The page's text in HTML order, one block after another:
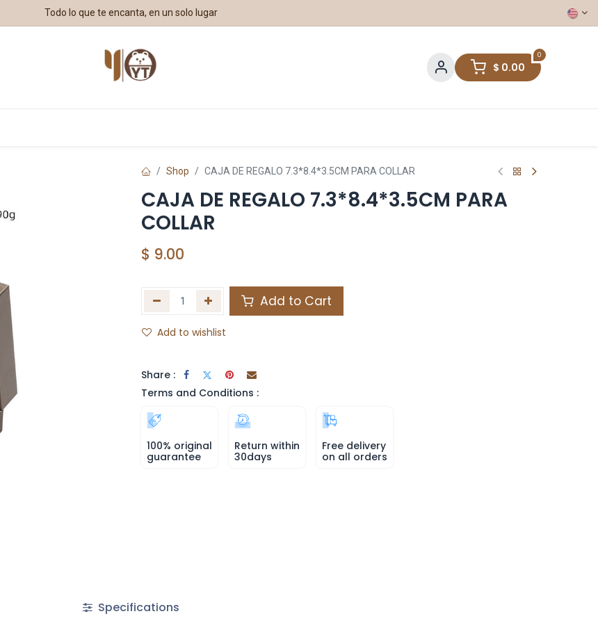
Todo lo que te encanta, en un solo lugar
0
$ 0.00
Shop CAJA DE REGALO 7.3*8.4*3.5CM PARA COLLAR
CAJA DE REGALO 7.3*8.4*3.5CM PARA
COLLAR
$ 9.00
Add to Cart
Add to wishlist
Share :
Terms and Conditions :
100% original
guarantee
Return within
30days
Free delivery
on all orders
Specifications